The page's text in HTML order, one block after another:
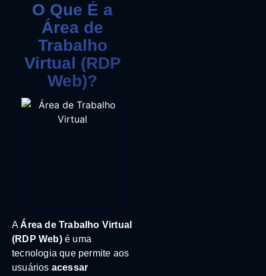
O Que É a
Área de
Trabalho
Virtual (RDP
Web)?
AÁrea de Trabalho Virtual
(RDP Web)é uma
tecnologia que permite aos
usuários acessar